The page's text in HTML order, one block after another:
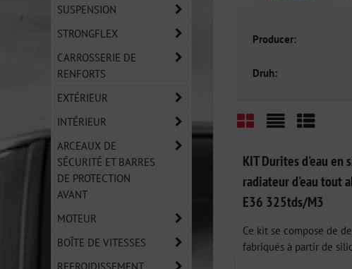
Producer:
Druh:
KIT Durites d'eau en
radiateur d'eau tout
E36 325tds/M3
Ce kit se compose de
fabriqués à partir de
SUSPENSION
STRONGFLEX
CARROSSERIE DE
RENFORTS
EXTÉRIEUR
INTÉRIEUR
ARCEAUX DE
SÉCURITÉ ET BARRES
DE PROTECTION
AVANT
MOTEUR
BOÎTE DE VITESSES
REFROIDISSEMENT